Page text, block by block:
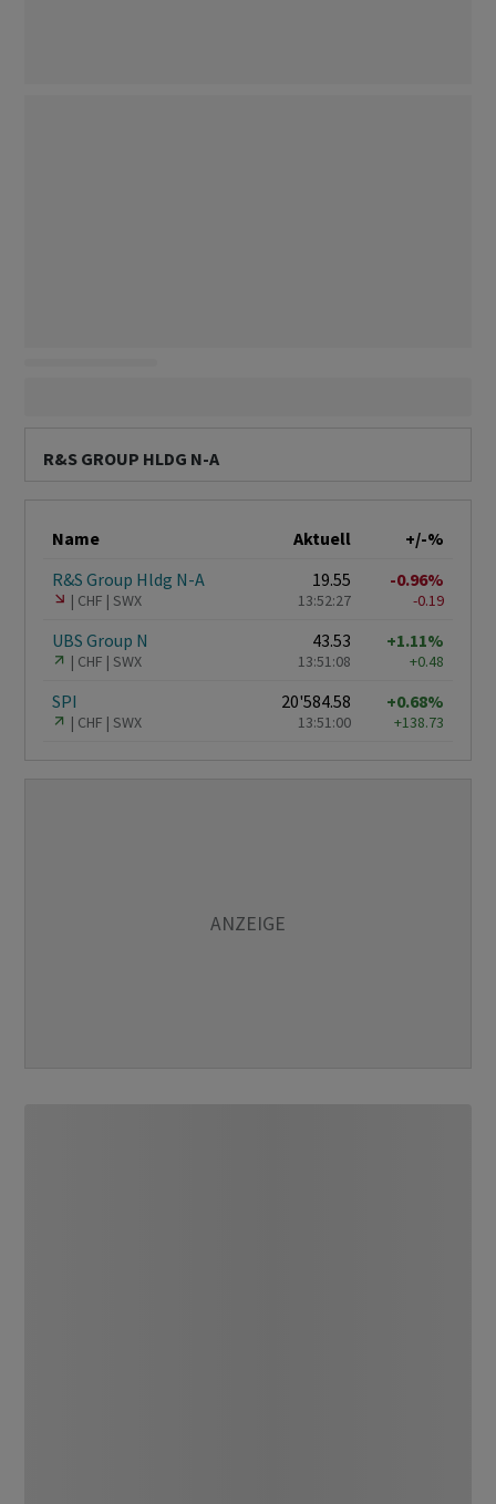
R&S GROUP HLDG N-A
Name Aktuell
+/-%
R&S Group Hldg N-A
CHF SWX
19.55
13:52:27
-0.96%
-0.19
UBS Group N
CHF SWX
43.53
13:51:08
+1.11%
+0.48
SPI
CHF SWX
20'584.58
13:51:00
+0.68%
+138.73